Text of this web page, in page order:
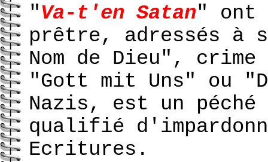
"Va-t'en Satan" ont
prêtre, adressés à
Nom de Dieu", crime
"Gott mit Uns" ou
Nazis, est un
qualifié
Ecritures.